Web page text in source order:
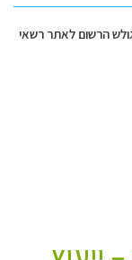
הרשום לאתר רשאי